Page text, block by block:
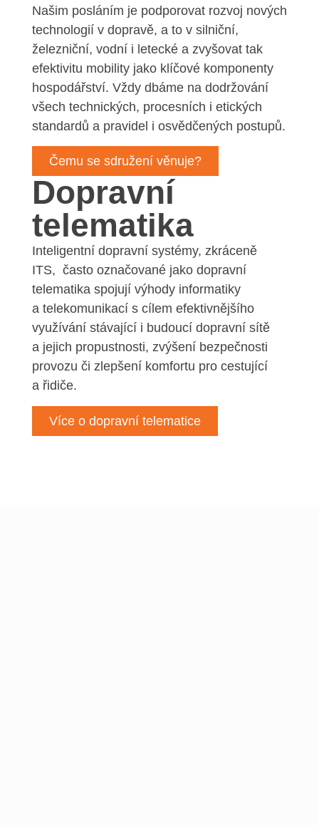
Našim posláním je podporovat rozvoj nových
technologií v dopravě, a to v silniční,
železniční, vodní i letecké a zvyšovat tak
efektivitu mobility jako klíčové komponenty
hospodářství. Vždy dbáme na dodržování
všech technických, procesních i etických
standardů a pravidel i osvědčených postupů.
Čemu se sdružení věnuje?
Dopravní
telematika
Inteligentní dopravní systémy, zkráceně
ITS, často označované jako dopravní
telematika spojují výhody informatiky
a telekomunikací s cílem efektivnějšího
využívání stávající i budoucí dopravní sítě
a jejich propustnosti, zvýšení bezpečnosti
provozu či zlepšení komfortu pro cestující
a řidiče.
Více o dopravní telematice